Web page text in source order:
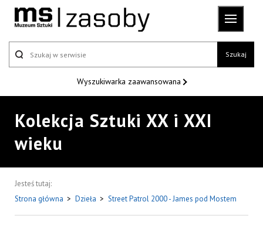
Szukaj
Wyszukiwarka zaawansowana
Kolekcja Sztuki XX i XXI
wieku
Jesteś tutaj:
Strona główna > Dzieła > Street Patrol 2000 - James pod Mostem